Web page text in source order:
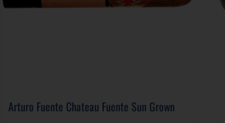
Arturo Fuente Chateau Fuente Sun Grown